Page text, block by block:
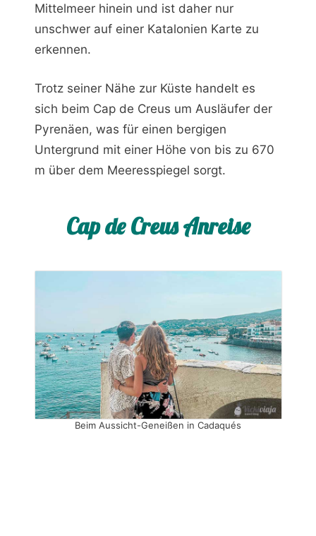
Mittelmeer hinein und ist daher nur
unschwer auf einer Katalonien Karte zu
erkennen.
Trotz seiner Nähe zur Küste handelt es
sich beim Cap de Creus um Ausläufer der
Pyrenäen, was für einen bergigen
Untergrund mit einer Höhe von bis zu 670
m über dem Meeresspiegel sorgt.
Cap de Creus Anreise
Beim Aussicht-Geneißen in Cadaqués